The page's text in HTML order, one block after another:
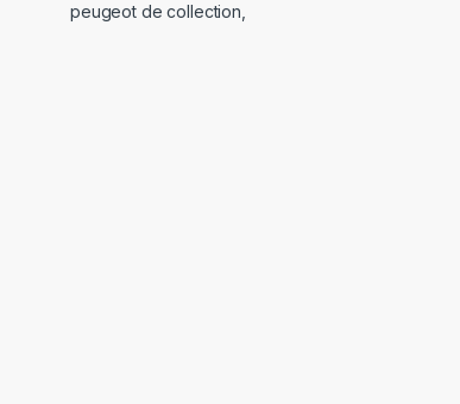
peugeot de collection